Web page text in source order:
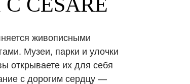
CESARE
живописными
Музеи, парки и улочки
открываете их для себя
с дорогим сердцу —